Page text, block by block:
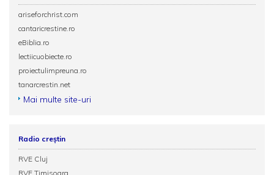
ariseforchrist.com
cantaricrestine.ro
eBiblia.ro
lectiicuobiecte.ro
proiectulimpreuna.ro
tanarcrestin.net
Mai multe site-uri
Radio creștin
RVE Cluj
RVE Timisoara